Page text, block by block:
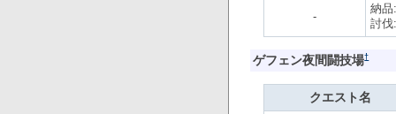
-
納品
討伐
ゲフェン夜間闘技場†
クエスト名